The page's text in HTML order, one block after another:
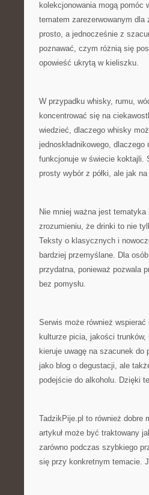
kolekcjonowania mogą pomóc
tematem zarezerwowanym
prosto, a jednocześnie z
poznawać, czym różnią się
opowieść ukrytą w kieliszku.
W przypadku whisky, rumu,
koncentrować się na
wiedzieć, dlaczego whisky
jednoskładnikowego,
funkcjonuje w świecie koktajli.
prosty wybór z półki, ale jak
Nie mniej ważna jest
zrozumieniu, że drinki to nie
Teksty o klasycznych i
bardziej przemyślane. Dla
przydatna, ponieważ pozwala
bez pomysłu.
Serwis może również
kulturze picia, jakości
kieruje uwagę na szacunek do
jako blog o degustacji, ale
podejście do alkoholu. Dzięki
TadzikPije.pl to również dobre
artykuł może być traktowany
zarówno podczas szybkiego
się przy konkretnym temacie.